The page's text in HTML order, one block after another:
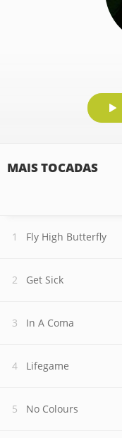
MAIS TOCADAS
Fly High Butterfly
Get Sick
In A Coma
Lifegame
No Colours